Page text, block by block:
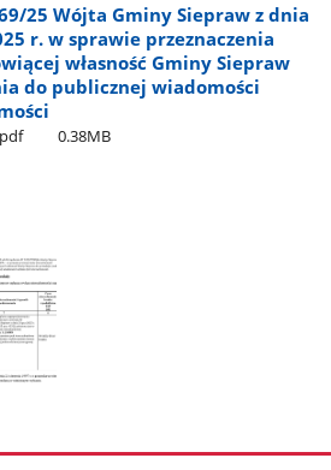
25 Wójta Gminy Siepraw z dnia
r. w sprawie przeznaczenia
własność Gminy Siepraw
do publicznej wiadomości
0.38MB